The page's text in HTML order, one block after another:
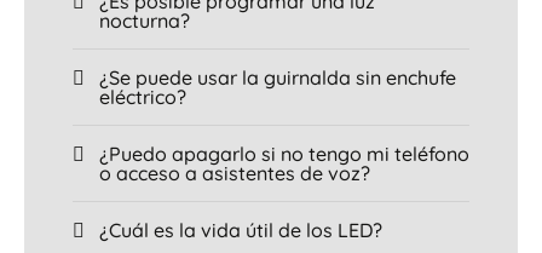
nocturna?
¿Se puede usar la guirnalda sin enchufe
eléctrico?
¿Puedo apagarlo si no tengo mi teléfono
o acceso a asistentes de voz?
¿Cuál es la vida útil de los LED?